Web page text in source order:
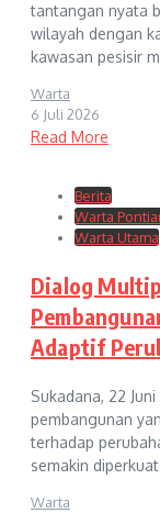
tantangan nyata
wilayah dengan
kawasan pesisir
Warta
6 Juli 2026
Read More
Berita
Warta
Warta Utama
Dialog
Adaptif
Sukadana, 22
pembangunan
terhadap
semakin
Warta